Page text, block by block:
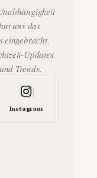
uns das
eingebracht.
Updates
Trends.
Instagram